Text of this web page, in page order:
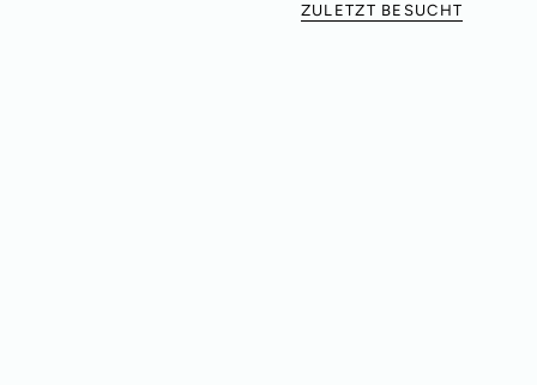
ZULETZT BESUCHT